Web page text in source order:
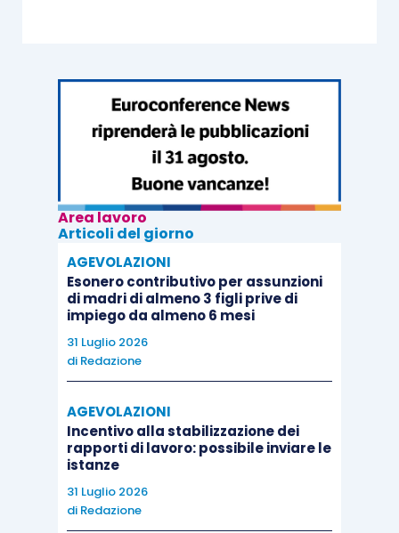
Area lavoro
Articoli del giorno
AGEVOLAZIONI
Esonero contributivo per assunzioni
di madri di almeno 3 figli prive di
impiego da almeno 6 mesi
31 Luglio 2026
di Redazione
AGEVOLAZIONI
Incentivo alla stabilizzazione dei
rapporti di lavoro: possibile inviare le
istanze
31 Luglio 2026
di Redazione